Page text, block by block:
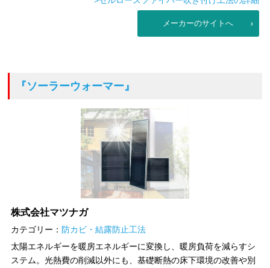
メーカーのサイトへ
『ソーラーウォーマー』
株式会社マツナガ
カテゴリー： 防カビ・結露防止工法
太陽エネルギーを暖房エネルギーに変換し、暖房負荷を減らすシ
ステム。光熱費の削減以外にも、基礎断熱の床下環境の改善や別